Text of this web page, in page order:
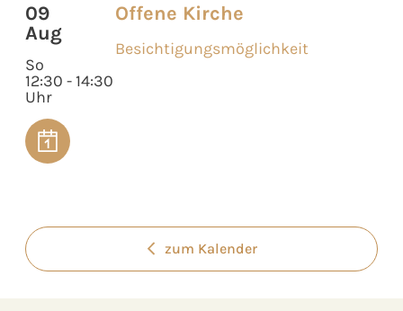
09
Aug
So
12:30 - 14:30
Uhr
Offene Kirche
Besichtigungsmöglichkeit
zum Kalender